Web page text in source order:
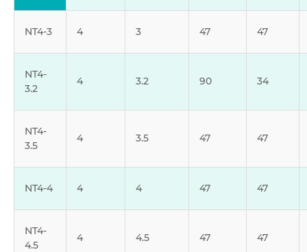
NT4-3 4 3 47 47
NT4-
3.2
4 3.2 90 34
NT4-
3.5
4 3.5 47 47
NT4-4 4 4 47 47
NT4-
4.5
4 4.5 47 47